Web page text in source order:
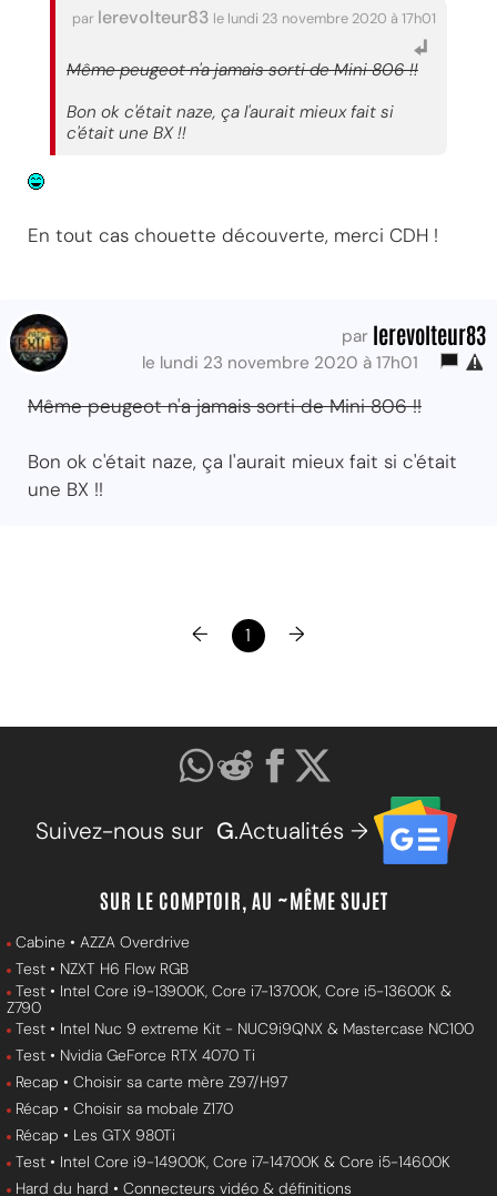
par lerevolteur83 le lundi 23 novembre 2020 à 17h01
Même peugeot n'a jamais sorti de Mini 806 !!
Bon ok c'était naze, ça l'aurait mieux fait si
c'était une BX !!
En tout cas chouette découverte, merci CDH !
par lerevolteur83
le lundi 23 novembre 2020 à 17h01
Même peugeot n'a jamais sorti de Mini 806 !!
Bon ok c'était naze, ça l'aurait mieux fait si c'était
une BX !!
← 1 →
Suivez-nous sur G.Actualités →
SUR LE COMPTOIR, AU ~MÊME SUJET
Cabine • AZZA Overdrive
Test • NZXT H6 Flow RGB
Test • Intel Core i9-13900K, Core i7-13700K, Core i5-13600K &
Z790
Test • Intel Nuc 9 extreme Kit - NUC9i9QNX & Mastercase NC100
Test • Nvidia GeForce RTX 4070 Ti
Recap • Choisir sa carte mère Z97/H97
Récap • Choisir sa mobale Z170
Récap • Les GTX 980Ti
Test • Intel Core i9-14900K, Core i7-14700K & Core i5-14600K
Hard du hard • Connecteurs vidéo & définitions